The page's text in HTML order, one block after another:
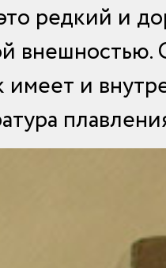
редкий и
внешностью.
имеет и